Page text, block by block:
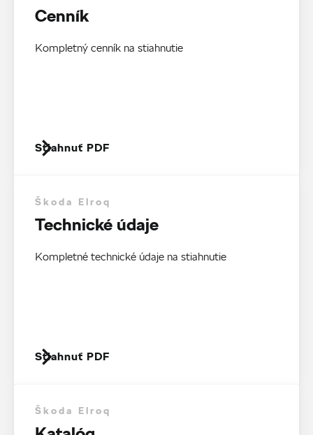
Cenník
Kompletný cenník na stiahnutie
Stiahnuť PDF
Škoda Elroq
Technické údaje
Kompletné technické údaje na stiahnutie
Stiahnuť PDF
Škoda Elroq